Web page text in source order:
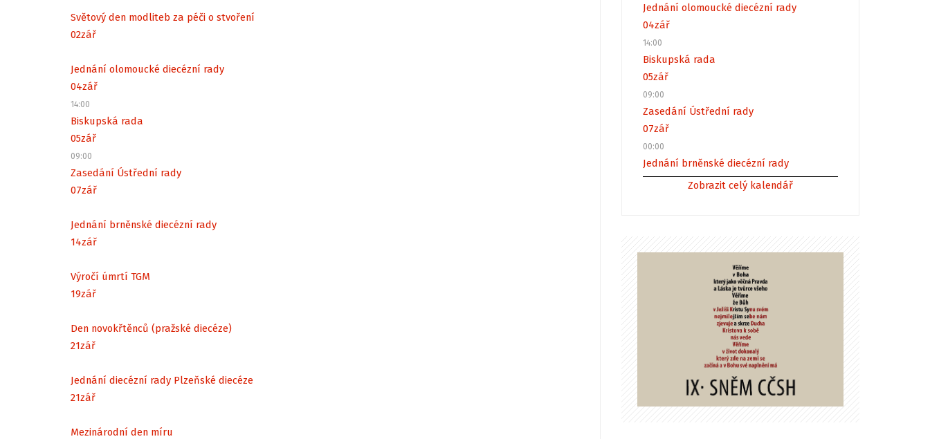
Světový den modliteb za péči o stvoření
02zář
Jednání olomoucké diecézní rady
04zář
14:00
Biskupská rada
05zář
09:00
Zasedání Ústřední rady
07zář
Jednání brněnské diecézní rady
14zář
Výročí úmrtí TGM
19zář
Den novokřtěnců (pražské diecéze)
21zář
Jednání diecézní rady Plzeňské diecéze
21zář
Mezinárodní den míru
Jednání olomoucké diecézní rady
04zář
14:00
Biskupská rada
05zář
09:00
Zasedání Ústřední rady
07zář
00:00
Jednání brněnské diecézní rady
Zobrazit celý kalendář